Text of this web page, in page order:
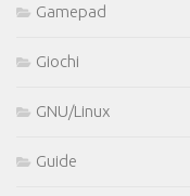
Gamepad
Giochi
GNU/Linux
Guide